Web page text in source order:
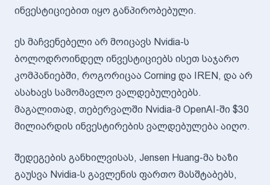
ინვესტიციებით იყო განპირობებული.
ეს მაჩვენებელი არ მოიცავს Nvidia-ს
ბოლოდროინდელ ინვესტიციებს ისეთ საჯარო
კომპანიებში, როგორიცაა Corning და IREN, და არ
ასახავს სამომავლო ვალდებულებებს.
მაგალითად, თებერვალში Nvidia-მ OpenAI-ში $30
მილიარდის ინვესტირების ვალდებულება აიღო.
შედეგების განხილვისას, Jensen Huang-მა ხაზი
გაუსვა Nvidia-ს გავლენის ფართო მასშტაბებს,